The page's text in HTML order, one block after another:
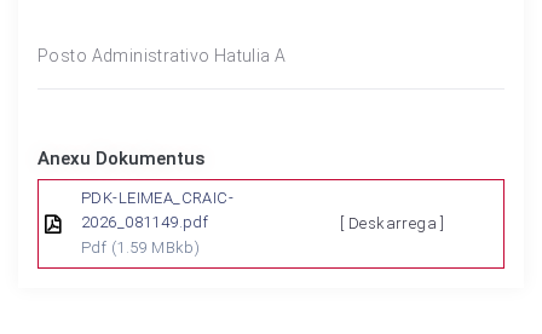
Posto Administrativo Hatulia A
Anexu Dokumentus
PDK-LEIMEA_CRAIC-
2026_081149.pdf
Pdf (1.59 MBkb)
[ Deskarrega ]